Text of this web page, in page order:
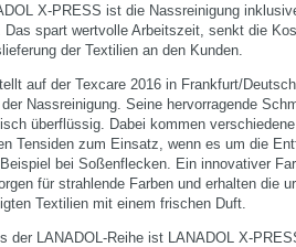
X-PRESS ist die Nassreinigung
Das spart wertvolle Arbeitszeit, senkt die
der Textilien an den Kunden.
auf der Texcare 2016 in Frankfurt/
Nassreinigung. Seine hervorragende
überflüssig. Dabei kommen
Tensiden zum Einsatz, wenn es um die
bei Soßenflecken. Ein innovativer
für strahlende Farben und erhalten die
Textilien mit einem frischen Duft.
der LANADOL-Reihe ist LANADOL X-